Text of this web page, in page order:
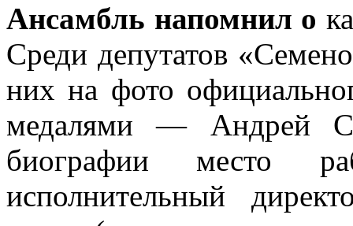
Ансамбль напомнил о
Среди депутатов
них на фото
медалями — Андрей
биографии место
исполнительный